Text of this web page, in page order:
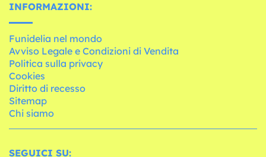
INFORMAZIONI:
Funidelia nel mondo
Avviso Legale e Condizioni di Vendita
Politica sulla privacy
Cookies
Diritto di recesso
Sitemap
Chi siamo
SEGUICI SU: